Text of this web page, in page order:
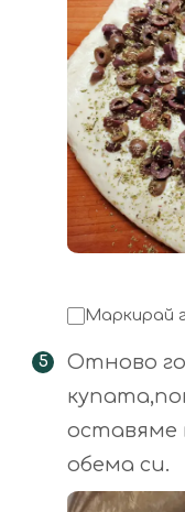
Маркирай
Отново
оставяме
обема си.